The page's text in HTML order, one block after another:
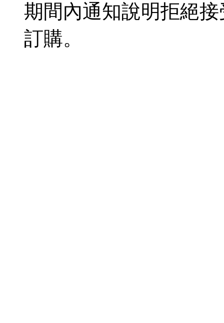
期間內通知說明拒絕
訂購。